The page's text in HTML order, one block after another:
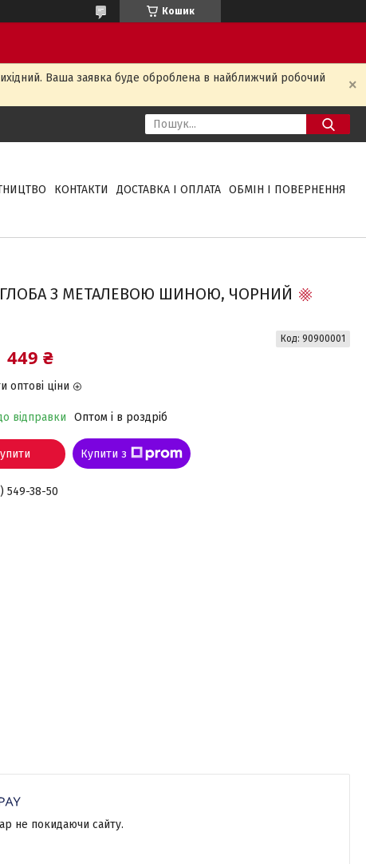
Кошик
Ваша заявка буде оброблена в найближчий робочий
КОНТАКТИ ДОСТАВКА І ОПЛАТА ОБМІН І ПОВЕРНЕННЯ
З МЕТАЛЕВОЮ ШИНОЮ, ЧОРНИЙ
449 ₴
оптові ціни
відправки Оптом і в роздріб
Код: 90900001
Купити з
549-38-50
не покидаючи сайту.